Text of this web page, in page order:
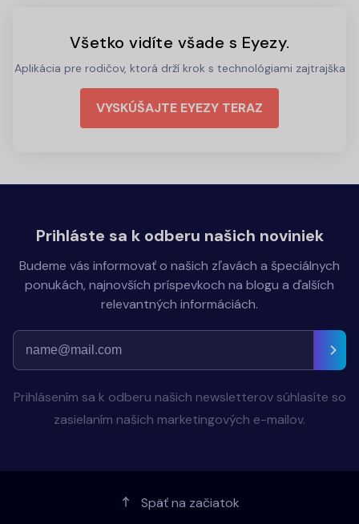
Všetko vidíte všade s Eyezy.
Aplikácia pre rodičov, ktorá drží krok s technológiami zajtrajška
VYSKÚŠAJTE EYEZY TERAZ
Prihláste sa k odberu našich noviniek
Budeme vás informovať o našich zľavách a špeciálnych
ponukách, najnovších príspevkoch na blogu a ďalších
relevantných informáciách.
Prihlásením sa k odberu našich newsletterov súhlasíte so
zasielaním našich marketingových e-mailov.
Späť na začiatok